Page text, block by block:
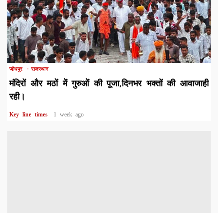
1 min read
जोधपुर राजस्थान
मंदिरों और मठों में गुरुओं की पूजा,दिनभर भक्तों की आवाजाही
रही।
Key line times 1 week ago